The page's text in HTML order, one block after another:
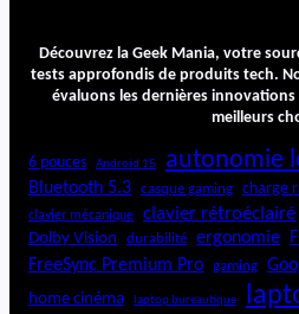
Découvrez la Geek Mania, votre
tests approfondis de produits tech.
évaluons les dernières
meilleurs
6 pouces Android 15 autonomie
Bluetooth 5.3 casque gaming charge
clavier mécanique clavier rétroéclairé
Dolby Vision durabilité ergonomie
FreeSync Premium Pro
gaming
home cinéma laptop bureautique